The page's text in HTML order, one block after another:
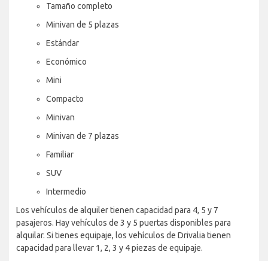
Tamaño completo
Minivan de 5 plazas
Estándar
Económico
Mini
Compacto
Minivan
Minivan de 7 plazas
Familiar
SUV
Intermedio
Los vehículos de alquiler tienen capacidad para 4, 5 y 7
pasajeros. Hay vehículos de 3 y 5 puertas disponibles para
alquilar. Si tienes equipaje, los vehículos de Drivalia tienen
capacidad para llevar 1, 2, 3 y 4 piezas de equipaje.